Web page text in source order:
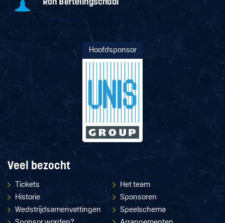
Hoofdsponsor
Veel bezocht
Tickets
Het team
Historie
Sponsoren
Wedstrijdsamenvattingen
Speelschema